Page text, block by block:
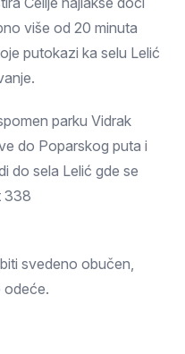
više od 20 minuta
putokazi ka selu Lelić
parku Vidrak
do Poparskog puta i
do sela Lelić gde se
338
svedeno obučen,
odeće.